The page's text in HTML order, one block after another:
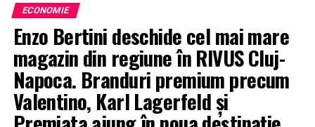
ECONOMIE
Enzo Bertini deschide cel mai mare
magazin din regiune în RIVUS Cluj-
Napoca. Branduri premium precum
Valentino, Karl Lagerfeld și